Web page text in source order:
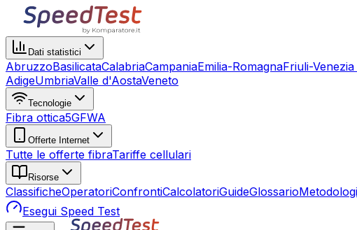
Dati statistici
AbruzzoBasilicataCalabriaCampaniaEmilia-RomagnaFriuli-Venezia
AdigeUmbriaValle d'AostaVeneto
Tecnologie
Fibra ottica5GFWA
Offerte Internet
Tutte le offerte fibraTariffe cellulari
Risorse
ClassificheOperatoriConfrontiCalcolatoriGuideGlossario
Esegui Speed Test